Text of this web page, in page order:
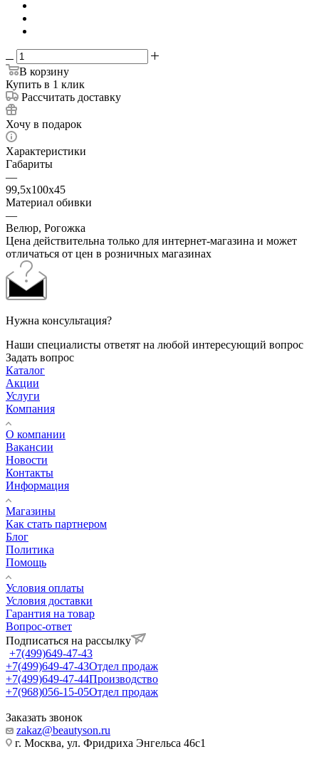
В корзину
Купить в 1 клик
Рассчитать доставку
Хочу в подарок
Характеристики
Габариты
—
99,5х100х45
Материал обивки
—
Велюр, Рогожка
Цена действительна только для интернет-магазина и может
отличаться от цен в розничных магазинах
Нужна консультация?
Наши специалисты ответят на любой интересующий вопрос
Задать вопрос
Каталог
Акции
Услуги
Компания
О компании
Вакансии
Новости
Контакты
Информация
Магазины
Как стать партнером
Блог
Политика
Помощь
Условия оплаты
Условия доставки
Гарантия на товар
Вопрос-ответ
Подписаться на рассылку
+7(499)649-47-43
+7(499)649-47-43Отдел продаж
+7(499)649-47-44Производство
+7(968)056-15-05Отдел продаж
Заказать звонок
zakaz@beautyson.ru
г. Москва, ул. Фридриха Энгельса 46с1